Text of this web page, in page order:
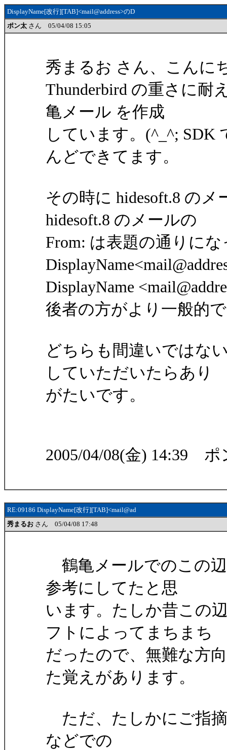
DisplayName[改行][TAB]<mail@address>のD
ポン太 さん 05/04/08 15:05
秀まるお さん、こんに
Thunderbird の重さに耐
亀メール を作成
しています。(^_^; SDK
んどできてます。
その時に hidesoft.8 の
hidesoft.8 のメールの
From: は表題の通りに
DisplayName
後者の方がより一般的
どちらも間違いではな
していただいたらあり
がたいです。
2005/04/08(金) 14:39 ポ
RE:09186 DisplayName[改行][TAB]<mail@ad
秀まるお さん 05/04/08 17:48
鶴亀メールでのこの辺
参考にしてたと思
います。たしか昔この
フトによってまちまち
だったので、無難な方
た覚えがあります。
ただ、たしかにご指
などでの